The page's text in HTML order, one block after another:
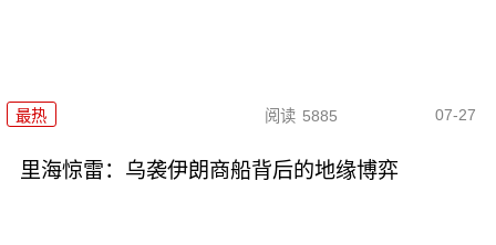
最热 阅读 5885 07-27
里海惊雷：乌袭伊朗商船背后的地缘博弈